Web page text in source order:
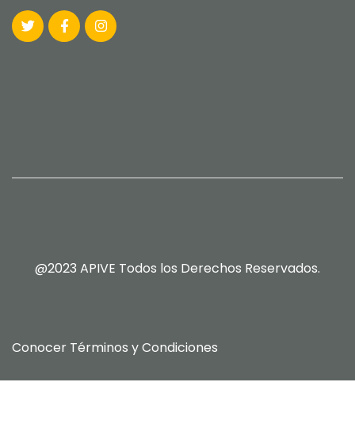
@2023 APIVE Todos los Derechos Reservados.
Conocer Términos y Condiciones